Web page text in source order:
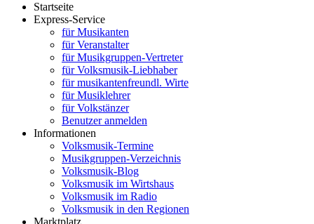
Startseite
Express-Service
für Musikanten
für Veranstalter
für Musikgruppen-Vertreter
für Volksmusik-Liebhaber
für musikantenfreundl. Wirte
für Musiklehrer
für Volkstänzer
Benutzer anmelden
Informationen
Volksmusik-Termine
Musikgruppen-Verzeichnis
Volksmusik-Blog
Volksmusik im Wirtshaus
Volksmusik im Radio
Volksmusik in den Regionen
Marktplatz